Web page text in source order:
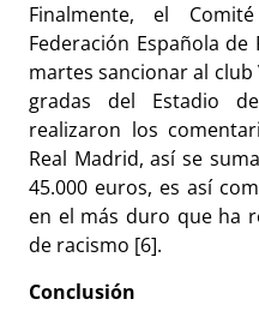
Finalmente, el
Federación Española
martes sancionar al club
gradas del Estadio
realizaron los
Real Madrid, así se
45.000 euros, es así
en el más duro que ha
de racismo [6].
Conclusión